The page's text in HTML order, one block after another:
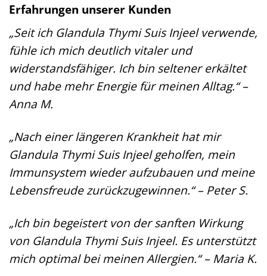
Erfahrungen unserer Kunden
„Seit ich Glandula Thymi Suis Injeel verwende,
fühle ich mich deutlich vitaler und
widerstandsfähiger. Ich bin seltener erkältet
und habe mehr Energie für meinen Alltag.“ –
Anna M.
„Nach einer längeren Krankheit hat mir
Glandula Thymi Suis Injeel geholfen, mein
Immunsystem wieder aufzubauen und meine
Lebensfreude zurückzugewinnen.“ – Peter S.
„Ich bin begeistert von der sanften Wirkung
von Glandula Thymi Suis Injeel. Es unterstützt
mich optimal bei meinen Allergien.“ – Maria K.